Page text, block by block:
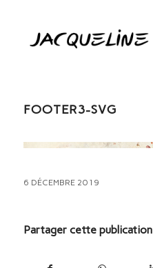
FOOTER3-SVG
6 DÉCEMBRE 2019
Partager cette publication